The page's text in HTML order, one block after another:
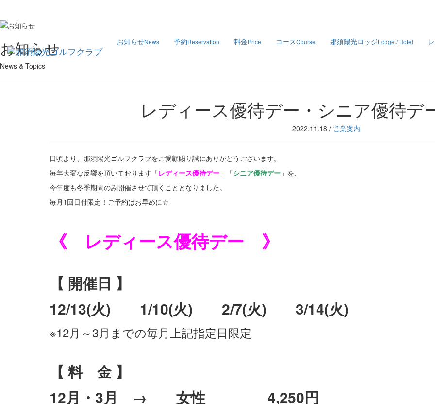
お知らせNews 予約Reservation 料金Price コースCourse 那須陽光ロッジLodge / Hotel
お知らせ
News & Topics
レディース優待デー・シニア優待デ
2022.11.18 / 営業案内
日頃より、那須陽光ゴルフクラブをご愛顧賜り誠にありがとうございます。
毎年大変な反響を頂いております「レディース優待デー 」「シニア優待デー 」を、
今年度も冬季期間のみ開催させて頂くこととなりました。
毎月1回日付限定！ご予約はお早めに☆
《 レディース優待デー 》
【 開催日 】
12/13(火) 1/10(火) 2/7(火) 3/14(火)
※12月～3月までの毎月上記指定日限定
【 料 金 】
12月・3月 → 女性 4,250円